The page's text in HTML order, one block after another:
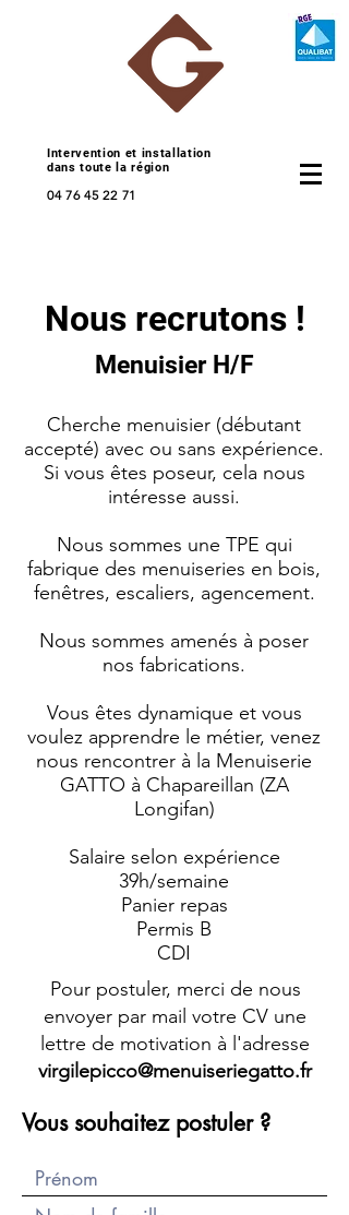
Intervention et installation
dans toute la région
04 76 45 22 71
Nous recrutons !
Menuisier H/F
Cherche menuisier (débutant
accepté) avec ou sans expérience.
Si vous êtes poseur, cela nous
intéresse aussi.
Nous sommes une TPE qui
fabrique des menuiseries en bois,
fenêtres, escaliers, agencement.
Nous sommes amenés à poser
nos fabrications.
Vous êtes dynamique et vous
voulez apprendre le métier, venez
nous rencontrer à la Menuiserie
GATTO à Chapareillan (ZA
Longifan)
Salaire selon expérience
39h/semaine
Panier repas
Permis B
CDI
Pour postuler, merci de nous
envoyer par mail votre CV une
lettre de motivation à l'adresse
virgilepicco@menuiseriegatto.fr
Vous souhaitez postuler ?